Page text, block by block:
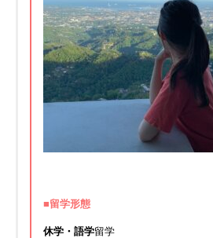
■留学形態
休学・語学留学